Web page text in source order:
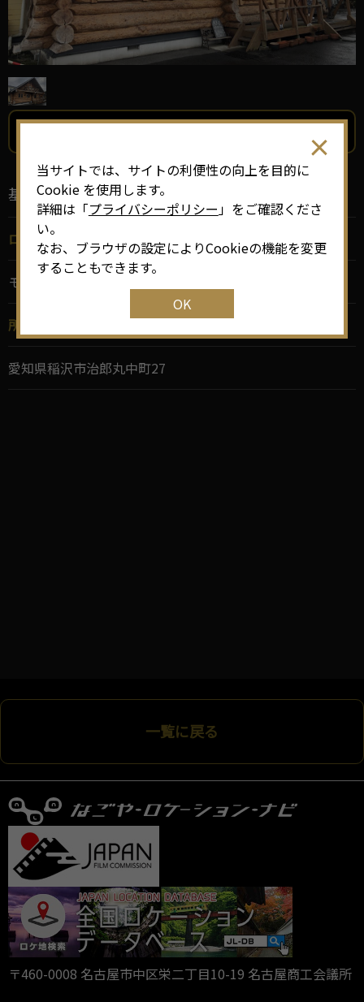
基本情報
ロケ地名
モータウンカフェ
所在地
愛知県稲沢市治郎丸中町27
一覧に戻る
〒460-0008 名古屋市中区栄二丁目10-19 名古屋商工会議所
当サイトでは、サイトの利便性の向上を目的に
Cookie を使用します。
詳細は「プライバシーポリシー」をご確認くださ
い。
なお、ブラウザの設定によりCookieの機能を変更
することもできます。
OK